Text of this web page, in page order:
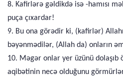
8. Kafirlərə gəldikdə isə -hamısı
puça çıxardar!
9. Bu ona görədir ki, (kafirlər)
bəyənmədilər, (Allah da) onların
10. Məgər onlar yer üzünü
aqibətinin necə olduğunu